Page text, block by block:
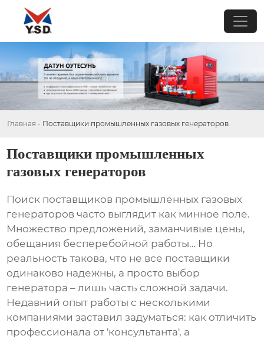
Главная - Поставщики промышленных газовых генераторов
Поставщики промышленных
газовых генераторов
Поиск поставщиков промышленных газовых
генераторов часто выглядит как минное поле.
Множество предложений, заманчивые цены,
обещания бесперебойной работы… Но
реальность такова, что не все поставщики
одинаково надежны, а просто выбор
генератора – лишь часть сложной задачи.
Недавний опыт работы с несколькими
компаниями заставил задуматься: как отличить
профессионала от 'консультанта', а